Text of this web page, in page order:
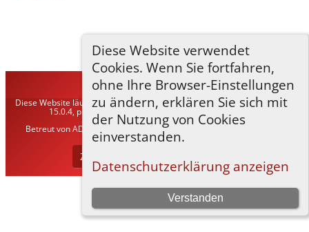
Diese Website verwendet
Cookies. Wenn Sie fortfahren,
ohne Ihre Browser-Einstellungen
zu ändern, erklären Sie sich mit
der Nutzung von Cookies
einverstanden.
Datenschutzerklärung anzeigen
Verstanden
TNG-ADLER©2026
Diese Website läuft mit The Next Generation of Genealogy Sitebuildingv.
15.0.4, programmiert von Darrin Lythgoe © 2001-2026.
Betreut vonADLER Heraldisch-Genealogische Gesellschaft, Wien
Datenschutzerklärung
Zur Desktop-Webseite wechseln